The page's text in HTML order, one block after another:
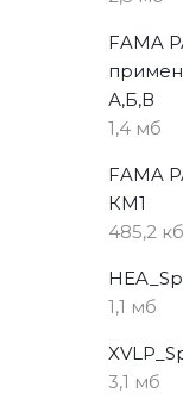
FAMA
А,Б,В
1,4 мб
FAMA
КМ1
485,2 кб
1,1 мб
3,1 мб